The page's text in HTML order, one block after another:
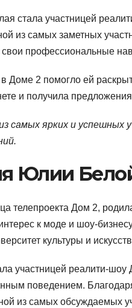
стала участницей
из самых заметных
профессиональные
Доме 2 помогло ей
и получила
самых ярких и успешных
Юлии
телепроекта Дом 2,
к моде и шоу-
культуры и
участницей реалити-
поведением.
из самых обсуждаемых